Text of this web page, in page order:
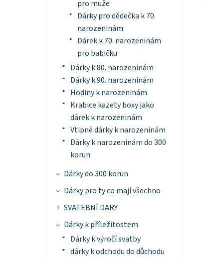
pro muže
Dárky pro dědečka k 70.
narozeninám
Dárek k 70. narozeninám
pro babičku
Dárky k 80. narozeninám
Dárky k 90. narozeninám
Hodiny k narozeninám
Krabice kazety boxy jako
dárek k narozeninám
Vtipné dárky k narozeninám
Dárky k narozeninám do 300
korun
Dárky do 300 korun
Dárky pro ty co mají všechno
SVATEBNÍ DARY
Dárky k příležitostem
Dárky k výročí svatby
dárky k odchodu do důchodu